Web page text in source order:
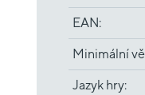
EAN:
Minimální
Jazyk hry: